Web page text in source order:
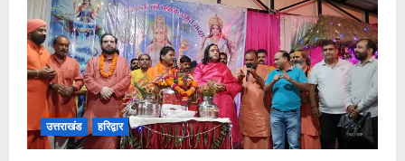
उत्तराखंड हरिद्वार